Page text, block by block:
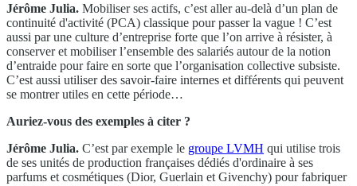
Jérôme Julia. Mobiliser ses actifs, c’est aller au-delà d’un plan de
continuité d'activité (PCA) classique pour passer la vague ! C’est
aussi par une culture d’entreprise forte que l’on arrive à résister, à
conserver et mobiliser l’ensemble des salariés autour de la notion
d’entraide pour faire en sorte que l’organisation collective subsiste.
C’est aussi utiliser des savoir-faire internes et différents qui peuvent
se montrer utiles en cette période…
Auriez-vous des exemples à citer ?
Jérôme Julia. C’est par exemple le groupe LVMH qui utilise trois
de ses unités de production françaises dédiés d'ordinaire à ses
parfums et cosmétiques (Dior, Guerlain et Givenchy) pour fabriquer